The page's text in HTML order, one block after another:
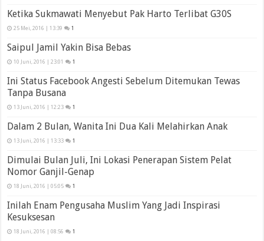
Ketika Sukmawati Menyebut Pak Harto Terlibat G30S
25 Mei, 2016 | 13:39 1
Saipul Jamil Yakin Bisa Bebas
10 Juni, 2016 | 23:01 1
Ini Status Facebook Angesti Sebelum Ditemukan Tewas
Tanpa Busana
13 Juni, 2016 | 12:23 1
Dalam 2 Bulan, Wanita Ini Dua Kali Melahirkan Anak
13 Juni, 2016 | 13:33 1
Dimulai Bulan Juli, Ini Lokasi Penerapan Sistem Pelat
Nomor Ganjil-Genap
18 Juni, 2016 | 05:05 1
Inilah Enam Pengusaha Muslim Yang Jadi Inspirasi
Kesuksesan
18 Juni, 2016 | 08:56 1